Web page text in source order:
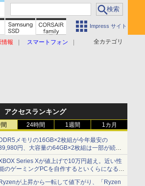
Impress サイト
全カテゴリ
情報 スマートフォン
アクセスランキング
24時間 1週間 1カ月
メモリの16GB×2枚組が今年最安の
円、大容量の64GB×2枚組は一部が続騰
月前半のメモリ価格]
Series Xが値上げで10万円超え。近い性
のゲーミングPCを自作するといくらになる？
石田賀津男の『酒の肴にPCゲーム』】
が上昇から一転して値下がり、「Ryzen